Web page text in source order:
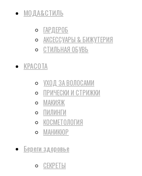
МОДА&СТИЛЬ
ГАРДЕРОБ
АКСЕССУАРЫ & БИЖУТЕРИЯ
СТИЛЬНАЯ ОБУВЬ
КРАСОТА
УХОД ЗА ВОЛОСАМИ
ПРИЧЕСКИ И СТРИЖКИ
МАКИЯЖ
ПИЛИНГИ
КОСМЕТОЛОГИЯ
МАНИКЮР
Береги здоровье
СЕКРЕТЫ